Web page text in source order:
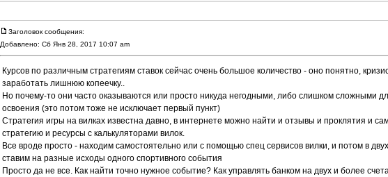
Заголовок сообщения:
Добавлено: Сб Янв 28, 2017 10:07 am
Курсов по различным стратегиям ставок сейчас очень большое количество - оно понятно,
заработать лишнюю копеечку..
Но почему-то они часто оказываются или просто никуда негодными, либо слишком сложными
освоения (это потом тоже не исключает первый пункт)
Стратегия игры на вилках известна давно, в интернете можно найти и отзывы и проклятия и
стратегию и ресурсы с калькуляторами вилок.
Все вроде просто - находим самостоятельно или с помощью спец сервисов вилки, и потом в
ставим на разные исходы одного спортивного события
Просто да не все. Как найти точно нужное событие? Как управлять банком на двух и более